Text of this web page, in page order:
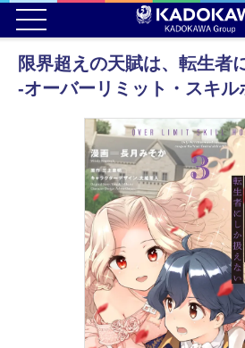
限界超えの天賦は、転生者
‐オーバーリミット・スキル